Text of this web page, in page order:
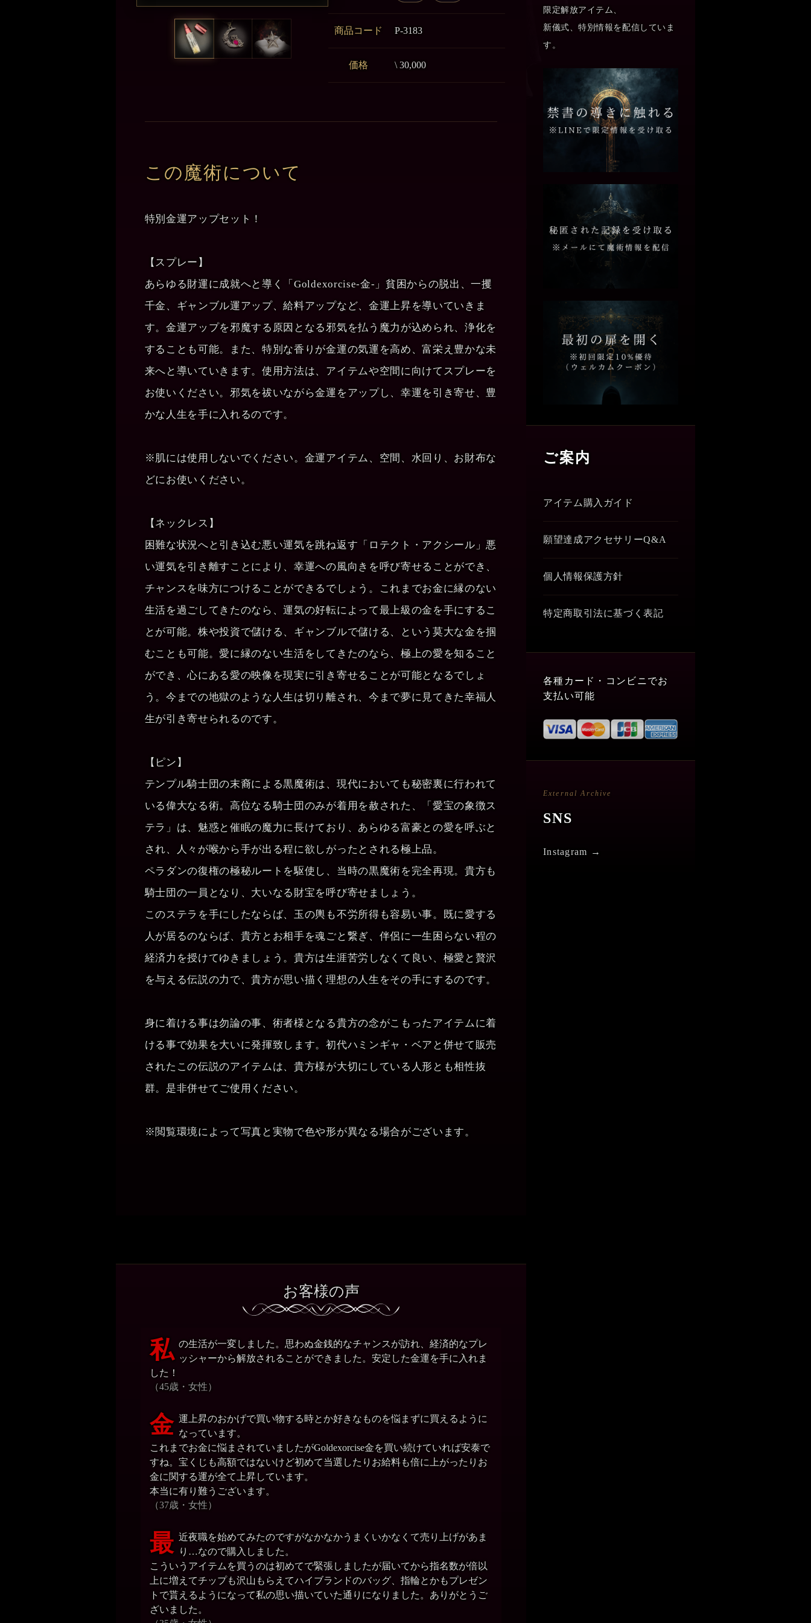
商品コード P-3183
価格 \ 30,000
この魔術について
特別金運アップセット！
【スプレー】
あらゆる財運に成就へと導く「Goldexorcise-金‐」貧困からの脱出、一攫
千金、ギャンブル運アップ、給料アップなど、金運上昇を導いていきま
す。金運アップを邪魔する原因となる邪気を払う魔力が込められ、浄化を
することも可能。また、特別な香りが金運の気運を高め、富栄え豊かな未
来へと導いていきます。使用方法は、アイテムや空間に向けてスプレーを
お使いください。邪気を祓いながら金運をアップし、幸運を引き寄せ、豊
かな人生を手に入れるのです。
※肌には使用しないでください。金運アイテム、空間、水回り、お財布な
どにお使いください。
【ネックレス】
困難な状況へと引き込む悪い運気を跳ね返す「ロテクト・アクシール」悪
い運気を引き離すことにより、幸運への風向きを呼び寄せることができ、
チャンスを味方につけることができるでしょう。これまでお金に縁のない
生活を過ごしてきたのなら、運気の好転によって最上級の金を手にするこ
とが可能。株や投資で儲ける、ギャンブルで儲ける、という莫大な金を掴
むことも可能。愛に縁のない生活をしてきたのなら、極上の愛を知ること
ができ、心にある愛の映像を現実に引き寄せることが可能となるでしょ
う。今までの地獄のような人生は切り離され、今まで夢に見てきた幸福人
生が引き寄せられるのです。
【ピン】
テンプル騎士団の末裔による黒魔術は、現代においても秘密裏に行われて
いる偉大なる術。高位なる騎士団のみが着用を赦された、「愛宝の象徴ス
テラ」は、魅惑と催眠の魔力に長けており、あらゆる富豪との愛を呼ぶと
され、人々が喉から手が出る程に欲しがったとされる極上品。
ペラダンの復権の極秘ルートを駆使し、当時の黒魔術を完全再現。貴方も
騎士団の一員となり、大いなる財宝を呼び寄せましょう。
このステラを手にしたならば、玉の輿も不労所得も容易い事。既に愛する
人が居るのならば、貴方とお相手を魂ごと繋ぎ、伴侶に一生困らない程の
経済力を授けてゆきましょう。貴方は生涯苦労しなくて良い、極愛と贅沢
を与える伝説の力で、貴方が思い描く理想の人生をその手にするのです。
身に着ける事は勿論の事、術者様となる貴方の念がこもったアイテムに着
ける事で効果を大いに発揮致します。初代ハミンギャ・ベアと併せて販売
されたこの伝説のアイテムは、貴方様が大切にしている人形とも相性抜
群。是非併せてご使用ください。
※閲覧環境によって写真と実物で色や形が異なる場合がございます。
お客様の声
私 の生活が一変しました。思わぬ金銭的なチャンスが訪れ、経済的なプレ
ッシャーから解放されることができました。安定した金運を手に入れま
した！
（45歳・女性）
金 運上昇のおかげで買い物する時とか好きなものを悩まずに買えるように
なっています。
これまでお金に悩まされていましたがGoldexorcise金を買い続けていれば安泰で
すね。宝くじも高額ではないけど初めて当選したりお給料も倍に上がったりお
金に関する運が全て上昇しています。
本当に有り難うございます。
（37歳・女性）
最 近夜職を始めてみたのですがなかなかうまくいかなくて売り上げがあま
り…なので購入しました。
こういうアイテムを買うのは初めてで緊張しましたが届いてから指名数が倍以
上に増えてチップも沢山もらえてハイブランドのバッグ、指輪とかもプレゼン
トで貰えるようになって私の思い描いていた通りになりました。ありがとうご
ざいました。
限定解放アイテム、
新儀式、特別情報を配信していま
す。
ご案内
アイテム購入ガイド
願望達成アクセサリーQ&A
個人情報保護方針
特定商取引法に基づく表記
各種カード・コンビニでお
支払い可能
External Archive
SNS
Instagram →